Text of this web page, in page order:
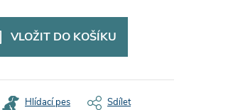
VLOŽIT DO KOŠÍKU
Hlídací pes Sdílet